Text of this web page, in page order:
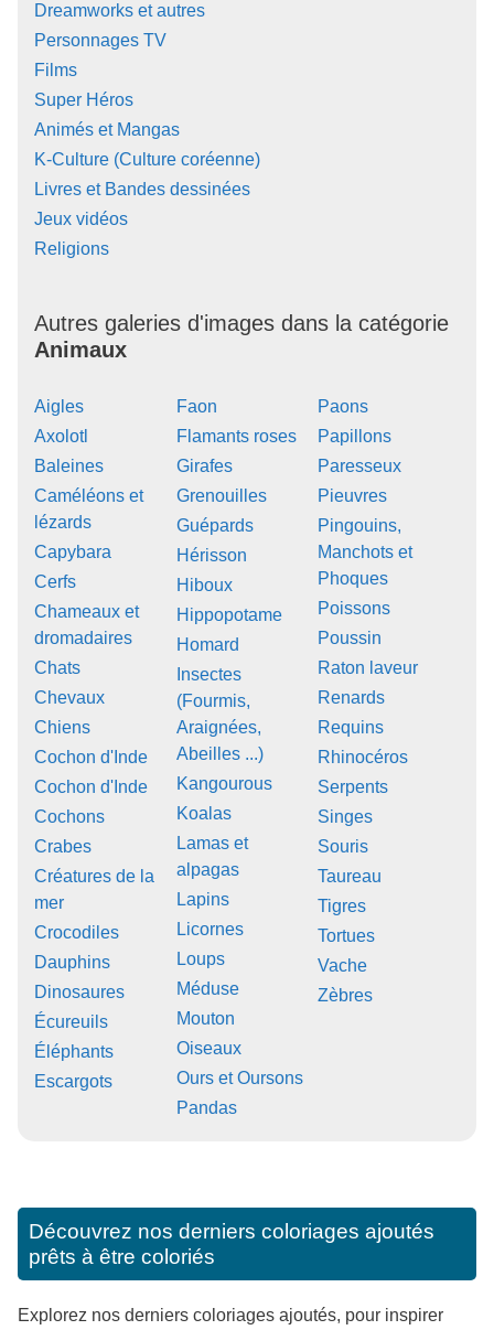
Dreamworks et autres
Personnages TV
Films
Super Héros
Animés et Mangas
K-Culture (Culture coréenne)
Livres et Bandes dessinées
Jeux vidéos
Religions
Autres galeries d'images dans la catégorie
Animaux
Aigles
Axolotl
Baleines
Caméléons et
lézards
Capybara
Cerfs
Chameaux et
dromadaires
Chats
Chevaux
Chiens
Cochon d'Inde
Cochon d'Inde
Cochons
Crabes
Créatures de la
mer
Crocodiles
Dauphins
Dinosaures
Écureuils
Éléphants
Escargots
Faon
Flamants roses
Girafes
Grenouilles
Guépards
Hérisson
Hiboux
Hippopotame
Homard
Insectes
(Fourmis,
Araignées,
Abeilles ...)
Kangourous
Koalas
Lamas et
alpagas
Lapins
Licornes
Loups
Méduse
Mouton
Oiseaux
Ours et Oursons
Pandas
Paons
Papillons
Paresseux
Pieuvres
Pingouins,
Manchots et
Phoques
Poissons
Poussin
Raton laveur
Renards
Requins
Rhinocéros
Serpents
Singes
Souris
Taureau
Tigres
Tortues
Vache
Zèbres
Découvrez nos derniers coloriages ajoutés
prêts à être coloriés
Explorez nos derniers coloriages ajoutés, pour inspirer